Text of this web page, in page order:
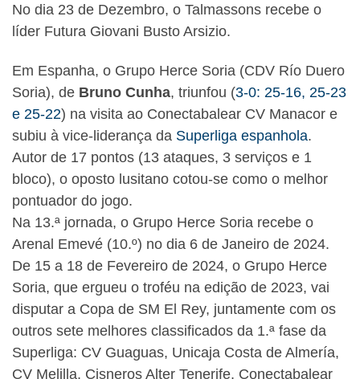
No dia 23 de Dezembro, o Talmassons recebe o
líder Futura Giovani Busto Arsizio.
Em Espanha, o Grupo Herce Soria (CDV Río Duero
Soria), de Bruno Cunha, triunfou (3-0: 25-16, 25-23
e 25-22) na visita ao Conectabalear CV Manacor e
subiu à vice-liderança da Superliga espanhola.
Autor de 17 pontos (13 ataques, 3 serviços e 1
bloco), o oposto lusitano cotou-se como o melhor
pontuador do jogo.
Na 13.ª jornada, o Grupo Herce Soria recebe o
Arenal Emevé (10.º) no dia 6 de Janeiro de 2024.
De 15 a 18 de Fevereiro de 2024, o Grupo Herce
Soria, que ergueu o troféu na edição de 2023, vai
disputar a Copa de SM El Rey, juntamente com os
outros sete melhores classificados da 1.ª fase da
Superliga: CV Guaguas, Unicaja Costa de Almería,
CV Melilla, Cisneros Alter Tenerife, Conectabalear